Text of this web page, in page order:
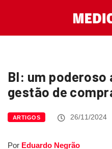
BI: um poderoso
gestão de
ARTIGOS 26/11/2024
Por Eduardo Negrão